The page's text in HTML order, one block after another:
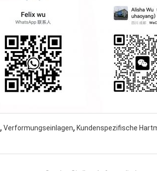
, Verformungseinlagen, Kundenspezifische